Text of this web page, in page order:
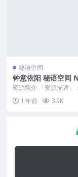
秘语空间
钟意依阳 秘语空间
期
资源简介 「资源描述」
意依阳 秘语空间
1V】...1 年前 3.9K